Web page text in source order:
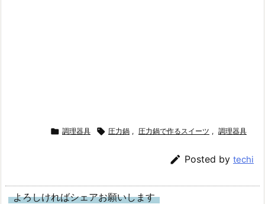
 調理器具  圧力鍋 , 圧力鍋で作るスイーツ , 調理器具
 Posted by techi
よろしければシェアお願いします